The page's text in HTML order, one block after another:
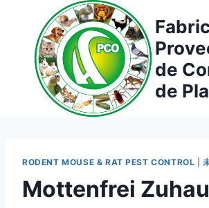
contenido
de
de
RODENT MOUSE & RAT PEST CONTROL |
Mottenfrei